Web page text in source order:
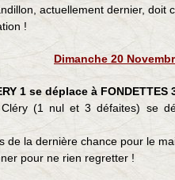
actuellement dernier, doit
!
Dimanche 20
1 se déplace à FONDETTES
(1 nul et 3 défaites) se
de la dernière chance pour le
pour ne rien regretter !